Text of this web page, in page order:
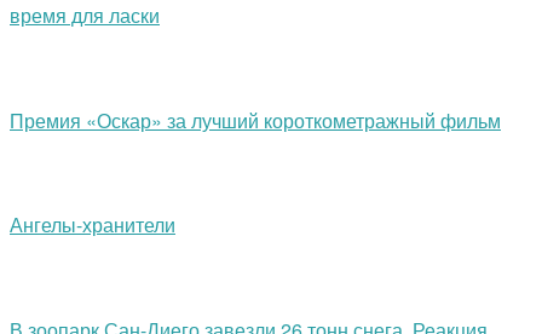
время для ласки
Премия «Оскар» за лучший короткометражный фильм
Ангелы-хранители